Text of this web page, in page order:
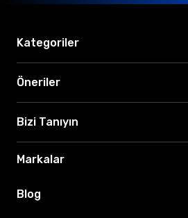
Kategoriler
Öneriler
Bizi Tanıyın
Markalar
Blog